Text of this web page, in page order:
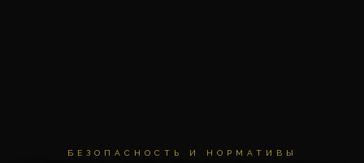
БЕЗОПАСНОСТЬ И НОРМАТИВЫ